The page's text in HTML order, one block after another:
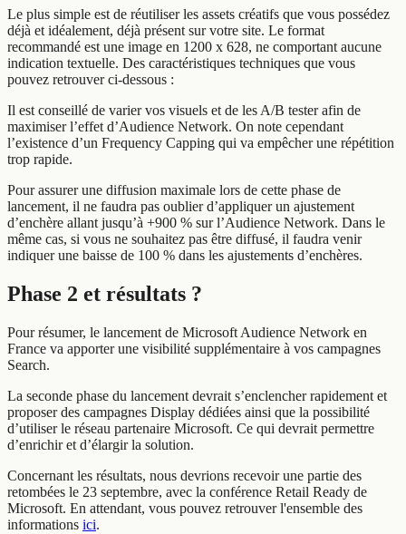
Le plus simple est de réutiliser les assets créatifs que vous possédez
déjà et idéalement, déjà présent sur votre site. Le format
recommandé est une image en 1200 x 628, ne comportant aucune
indication textuelle. Des caractéristiques techniques que vous
pouvez retrouver ci-dessous :
Il est conseillé de varier vos visuels et de les A/B tester afin de
maximiser l’effet d’Audience Network. On note cependant
l’existence d’un Frequency Capping qui va empêcher une répétition
trop rapide.
Pour assurer une diffusion maximale lors de cette phase de
lancement, il ne faudra pas oublier d’appliquer un ajustement
d’enchère allant jusqu’à +900 % sur l’Audience Network. Dans le
même cas, si vous ne souhaitez pas être diffusé, il faudra venir
indiquer une baisse de 100 % dans les ajustements d’enchères.
Phase 2 et résultats ?
Pour résumer, le lancement de Microsoft Audience Network en
France va apporter une visibilité supplémentaire à vos campagnes
Search.
La seconde phase du lancement devrait s’enclencher rapidement et
proposer des campagnes Display dédiées ainsi que la possibilité
d’utiliser le réseau partenaire Microsoft. Ce qui devrait permettre
d’enrichir et d’élargir la solution.
Concernant les résultats, nous devrions recevoir une partie des
retombées le 23 septembre, avec la conférence Retail Ready de
Microsoft. En attendant, vous pouvez retrouver l'ensemble des
informations ici.